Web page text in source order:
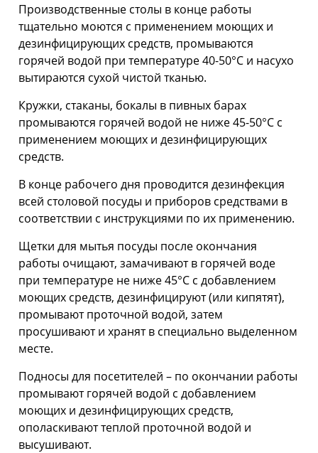
Производственные столы в конце работы
тщательно моются с применением моющих и
дезинфицирующих средств, промываются
горячей водой при температуре 40-50°С и насухо
вытираются сухой чистой тканью.
Кружки, стаканы, бокалы в пивных барах
промываются горячей водой не ниже 45-50°С с
применением моющих и дезинфицирующих
средств.
В конце рабочего дня проводится дезинфекция
всей столовой посуды и приборов средствами в
соответствии с инструкциями по их применению.
Щетки для мытья посуды после окончания
работы очищают, замачивают в горячей воде
при температуре не ниже 45°С с добавлением
моющих средств, дезинфицируют (или кипятят),
промывают проточной водой, затем
просушивают и хранят в специально выделенном
месте.
Подносы для посетителей – по окончании работы
промывают горячей водой с добавлением
моющих и дезинфицирующих средств,
ополаскивают теплой проточной водой и
высушивают.